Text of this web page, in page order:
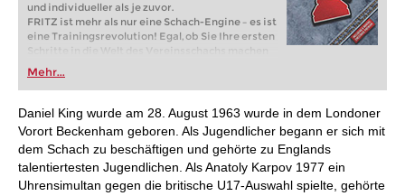
und individueller als je zuvor.
FRITZ ist mehr als nur eine Schach-Engine – es ist
eine Trainingsrevolution! Egal, ob Sie Ihre ersten
Schritte in die Welt des Vereinsschachs machen
oder bereits auf Turnierniveau spielen: Mit
FRITZ trainieren Sie effizienter, intelligenter und
individueller als je zuvor.
Mehr...
Daniel King wurde am 28. August 1963 wurde in dem Londoner
Vorort Beckenham geboren. Als Jugendlicher begann er sich mit
dem Schach zu beschäftigen und gehörte zu Englands
talentiertesten Jugendlichen. Als Anatoly Karpov 1977 ein
Uhrensimultan gegen die britische U17-Auswahl spielte, gehörte